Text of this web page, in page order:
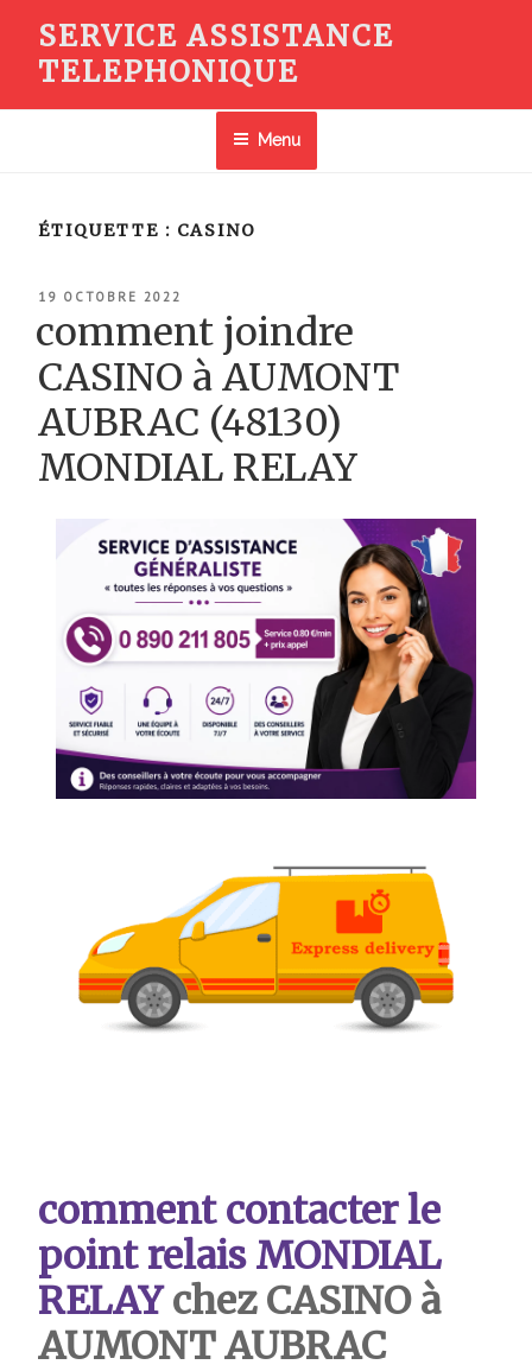
contenu
SERVICE ASSISTANCE
TELEPHONIQUE
Menu
ÉTIQUETTE : CASINO
PUBLIÉ
19 OCTOBRE 2022
comment joindre
CASINO à AUMONT
AUBRAC (48130)
MONDIAL RELAY
comment contacter le
point relais MONDIAL
RELAYchez CASINO à
AUMONT AUBRAC